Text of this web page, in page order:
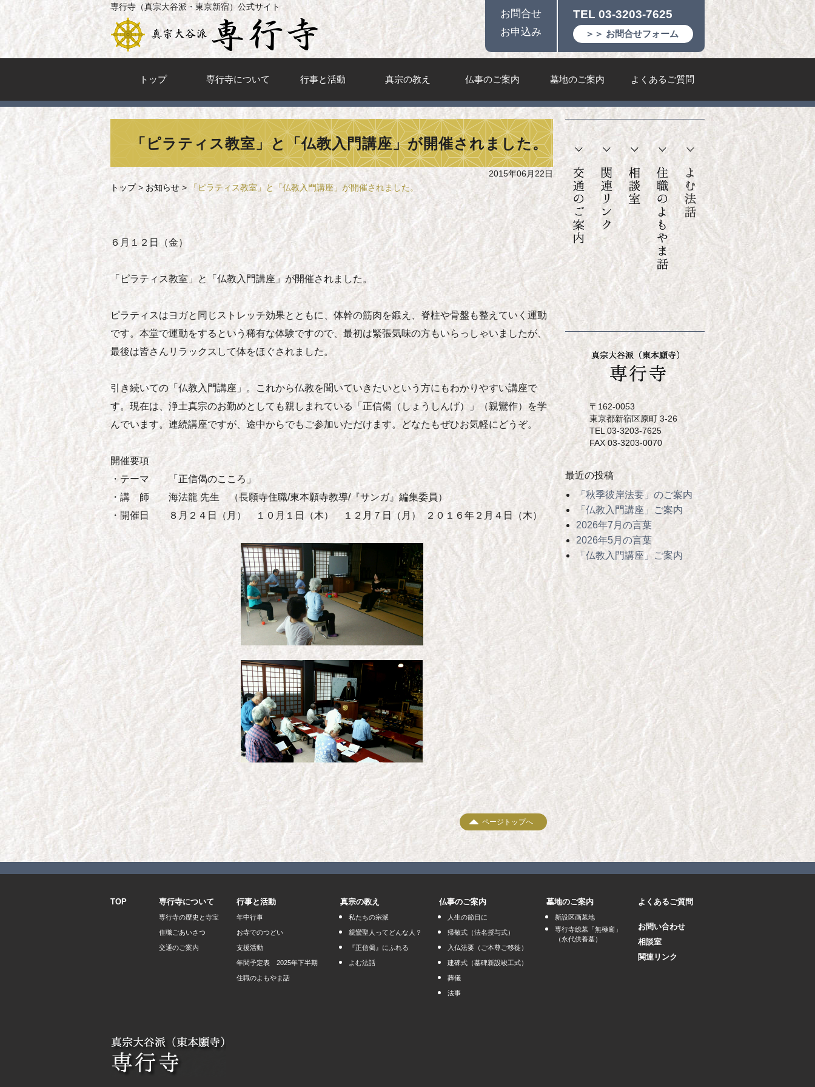
お問合せ
お申込み
TEL 03-3203-7625
＞＞ お問合せフォーム
専行寺（真宗大谷派・東京新宿）公式サイト
トップ 専行寺について 行事と活動 真宗の教え 仏事のご案内 墓地のご案内 よくあるご質問
「ピラティス教室」と「仏教入門講座」が開催されました。
2015年06月22日
トップ> お知らせ > 「ピラティス教室」と「仏教入門講座」が開催されました。
６月１２日（金）
「ピラティス教室」と「仏教入門講座」が開催されました。
ピラティスはヨガと同じストレッチ効果とともに、体幹の筋肉を鍛え、脊柱や骨盤も整えていく運動
です。本堂で運動をするという稀有な体験ですので、最初は緊張気味の方もいらっしゃいましたが、
最後は皆さんリラックスして体をほぐされました。
引き続いての「仏教入門講座」。これから仏教を聞いていきたいという方にもわかりやすい講座で
す。現在は、浄土真宗のお勤めとしても親しまれている「正信偈（しょうしんげ）」（親鸞作）を学
んでいます。連続講座ですが、途中からでもご参加いただけます。どなたもぜひお気軽にどうぞ。
開催要項
・テーマ 「正信偈のこころ」
・講 師 海法龍 先生 （長願寺住職/東本願寺教導/『サンガ』編集委員）
・開催日 ８月２４日（月） １０月１日（木） １２月７日（月） ２０１６年２月４日（木）
〒162-0053
東京都新宿区原町 3-26
TEL 03-3203-7625
FAX 03-3203-0070
最近の投稿
「秋季彼岸法要」のご案内
「仏教入門講座」ご案内
2026年7月の言葉
2026年5月の言葉
「仏教入門講座」ご案内
ページトップへ
TOP 専行寺について
専行寺の歴史と寺宝
住職ごあいさつ
交通のご案内
行事と活動
年中行事
お寺でのつどい
支援活動
年間予定表 2025年下半期
住職のよもやま話
真宗の教え
私たちの宗派
親鸞聖人ってどんな人？
『正信偈』にふれる
よむ法話
仏事のご案内
人生の節目に
帰敬式（法名授与式）
入仏法要（ご本尊ご移徙）
建碑式（墓碑新設竣工式）
葬儀
法事
墓地のご案内
新設区画墓地
専行寺総墓「無極廟」
（永代供養墓）
よくあるご質問
お問い合わせ
相談室
関連リンク